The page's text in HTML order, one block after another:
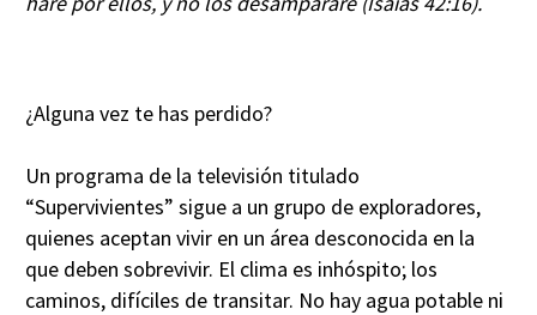
¿Alguna vez te has perdido?
Un programa de la televisión titulado
“Supervivientes” sigue a un grupo de exploradores,
quienes aceptan vivir en un área desconocida en la
que deben sobrevivir. El clima es inhóspito; los
caminos, difíciles de transitar. No hay agua potable ni